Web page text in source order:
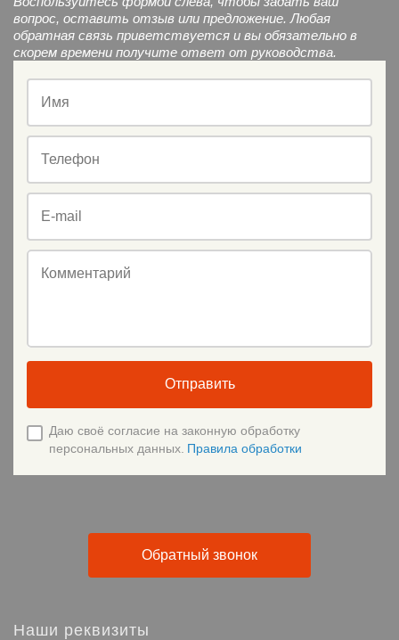
вопрос, оставить отзыв или предложение. Любая
обратная связь приветствуется и вы обязательно в
скорем времени получите ответ от руководства.
Имя
Телефон
E-mail
Комментарий
Отправить
Даю своё согласие на законную обработку
персональных данных. Правила обработки
Обратный звонок
Наши реквизиты